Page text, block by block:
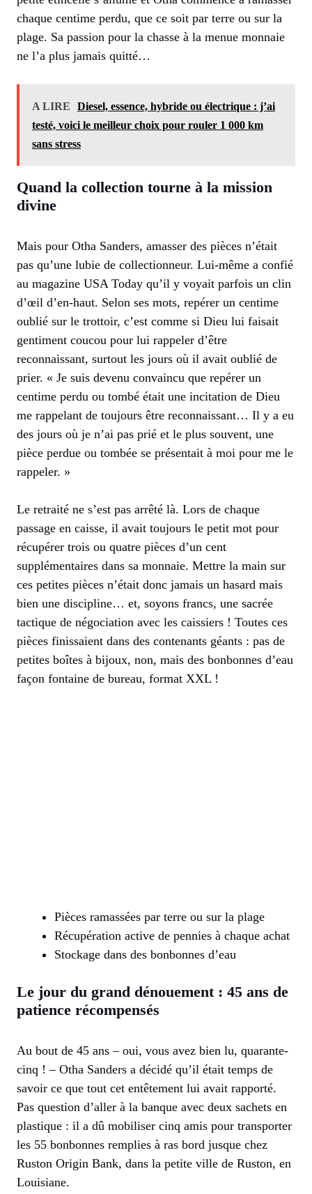
chaque centime perdu, que ce soit par terre ou sur la
plage. Sa passion pour la chasse à la menue monnaie
ne l’a plus jamais quitté…
A LIRE
Diesel, essence, hybride ou électrique : j’ai
testé, voici le meilleur choix pour rouler 1 000 km
sans stress
Quand la collection tourne à la mission
divine
Mais pour Otha Sanders, amasser des pièces n’était
pas qu’une lubie de collectionneur. Lui-même a confié
au magazine USA Today qu’il y voyait parfois un clin
d’œil d’en-haut. Selon ses mots, repérer un centime
oublié sur le trottoir, c’est comme si Dieu lui faisait
gentiment coucou pour lui rappeler d’être
reconnaissant, surtout les jours où il avait oublié de
prier. « Je suis devenu convaincu que repérer un
centime perdu ou tombé était une incitation de Dieu
me rappelant de toujours être reconnaissant… Il y a eu
des jours où je n’ai pas prié et le plus souvent, une
pièce perdue ou tombée se présentait à moi pour me le
rappeler. »
Le retraité ne s’est pas arrêté là. Lors de chaque
passage en caisse, il avait toujours le petit mot pour
récupérer trois ou quatre pièces d’un cent
supplémentaires dans sa monnaie. Mettre la main sur
ces petites pièces n’était donc jamais un hasard mais
bien une discipline… et, soyons francs, une sacrée
tactique de négociation avec les caissiers ! Toutes ces
pièces finissaient dans des contenants géants : pas de
petites boîtes à bijoux, non, mais des bonbonnes d’eau
façon fontaine de bureau, format XXL !
Pièces ramassées par terre ou sur la plage
Récupération active de pennies à chaque achat
Stockage dans des bonbonnes d’eau
Le jour du grand dénouement : 45 ans de
patience récompensés
Au bout de 45 ans – oui, vous avez bien lu, quarante-
cinq ! – Otha Sanders a décidé qu’il était temps de
savoir ce que tout cet entêtement lui avait rapporté.
Pas question d’aller à la banque avec deux sachets en
plastique : il a dû mobiliser cinq amis pour transporter
les 55 bonbonnes remplies à ras bord jusque chez
Ruston Origin Bank, dans la petite ville de Ruston, en
Louisiane.